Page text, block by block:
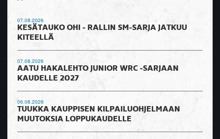
07.08.2026
KESÄTAUKO OHI - RALLIN SM-SARJA JATKUU
KITEELLÄ
07.08.2026
AATU HAKALEHTO JUNIOR WRC -SARJAAN
KAUDELLE 2027
06.08.2026
TUUKKA KAUPPISEN KILPAILUOHJELMAAN
MUUTOKSIA LOPPUKAUDELLE